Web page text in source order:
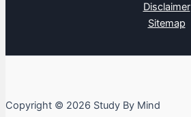
Disclaimer
Sitemap
Copyright © 2026 Study By Mind